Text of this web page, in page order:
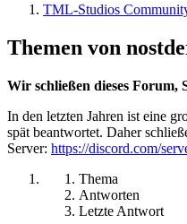
TML-Studios
Themen von
Wir schließen dieses
In den letzten Jahren ist eine
spät beantwortet. Daher
Server: https://discord.com/
Thema
Antworten
Letzte Antwort